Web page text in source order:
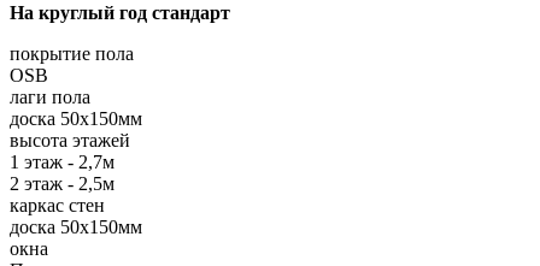
На круглый год стандарт
покрытие пола
OSB
лаги пола
доска 50х150мм
высота этажей
1 этаж - 2,7м
2 этаж - 2,5м
каркас стен
доска 50х150мм
окна